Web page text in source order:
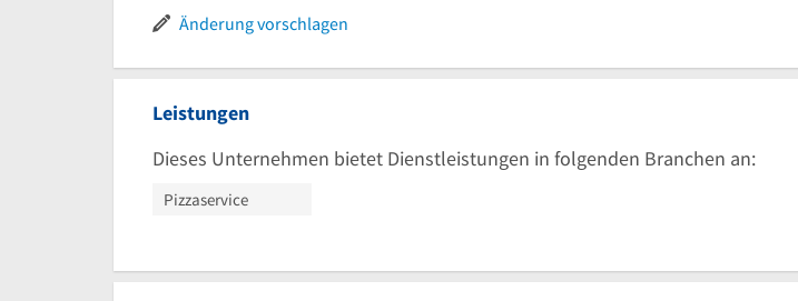
Uhr
22
Änderung vorschlagen
Leistungen
Dieses Unternehmen bietet Dienstleistungen in folgenden Branchen an:
Pizzaservice